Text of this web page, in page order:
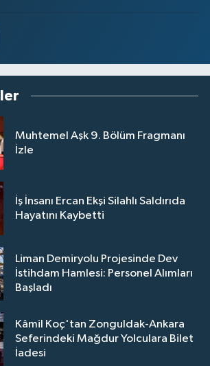
Muhtemel Aşk 9. Bölüm Fragmanı
İzle
İş İnsanı Ercan Ekşi Silahlı Saldırıda
Hayatını Kaybetti
Liman Demiryolu Projesinde Dev
İstihdam Hamlesi: Personel Alımları
Başladı
Kâmil Koç'tan Zonguldak-Ankara
Seferindeki Mağdur Yolculara Bilet
İadesi